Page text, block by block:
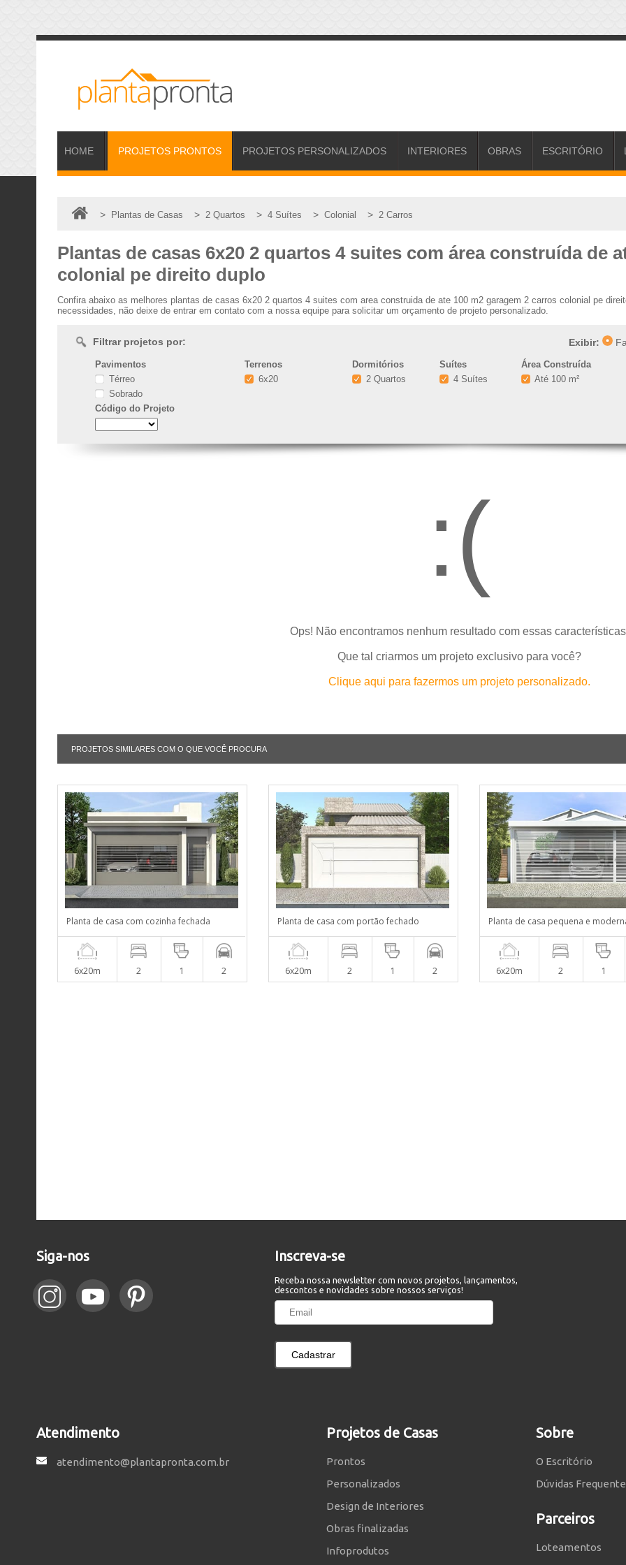
HOME PROJETOS PRONTOS PROJETOS PERSONALIZADOS INTERIORES OBRAS ESCRITÓRIO
> Plantas de Casas > 2 Quartos > 4 Suítes > Colonial > 2 Carros
Plantas de casas 6x20 2 quartos 4 suites com área construída de
colonial pe direito duplo
Confira abaixo as melhores plantas de casas 6x20 2 quartos 4 suites com area construida de ate 100 m2 garagem 2 carros colonial pe
necessidades, não deixe de entrar em contato com a nossa equipe para solicitar um orçamento de projeto personalizado.
Filtrar projetos por: Exibir:
Pavimentos
Térreo
Sobrado
Código do Projeto
Terrenos
6x20
Dormitórios
2 Quartos
Suítes
4 Suítes
Área Construída
Até 100 m²
:(
Ops! Não encontramos nenhum resultado com essas
Que tal criarmos um projeto exclusivo para você?
Clique aqui para fazermos um projeto personalizado.
PROJETOS SIMILARES COM O QUE VOCÊ PROCURA
Planta de casa com cozinha fechada
6x20m 2 1 2
Planta de casa com portão fechado
6x20m 2 1 2
Planta de casa pequena e
6x20m 2 1
Siga-nos Inscreva-se
Receba nossa newsletter com novos projetos, lançamentos,
descontos e novidades sobre nossos serviços!
Cadastrar
Atendimento
atendimento@plantapronta.com.br
Projetos de Casas
Prontos
Personalizados
Design de Interiores
Obras finalizadas
Infoprodutos
Sobre
O Escritório
Dúvidas
Parceiros
Loteamentos